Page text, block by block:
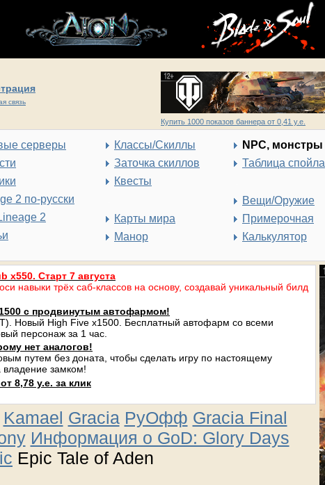
связь
Купить 1000 показов баннера от 0,41 у.е.
серверы
2 по-русски
2
Классы/Скиллы
Заточка скиллов
Квесты
Карты мира
Манор
NPC, монстры
Таблица спойла
Вещи/Оружие
Примерочная
Калькулятор
x550. Старт 7 августа
навыки трёх саб-классов на основу, создавай уникальный билд
с продвинутым автофармом!
Новый High Five x1500. Бесплатный автофарм со всеми
персонаж за 1 час.
нет аналогов!
путем без доната, чтобы сделать игру по настоящему
замком!
8,78 у.е. за клик
Kamael Gracia РуОфф Gracia Final
Информация о GoD: Glory Days
Epic Tale of Aden